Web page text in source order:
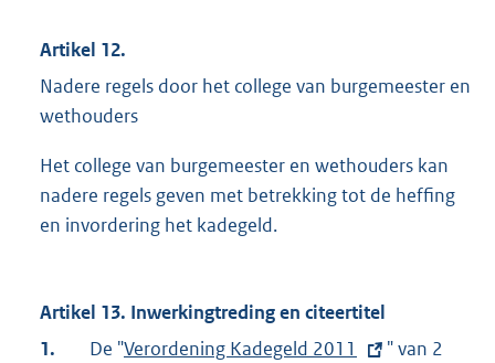
Artikel 12.
Nadere regels door het college van burgemeester en
wethouders
Het college van burgemeester en wethouders kan
nadere regels geven met betrekking tot de heffing
en invordering het kadegeld.
Artikel 13. Inwerkingtreding en citeertitel
1.
De "E
Verordening Kadegeld 2011
" van 2